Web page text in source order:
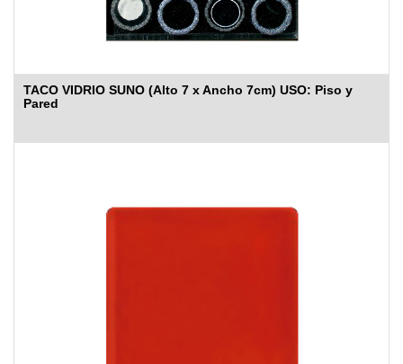
TACO VIDRIO SUNO (Alto 7 x Ancho 7cm) USO: Piso y
Pared